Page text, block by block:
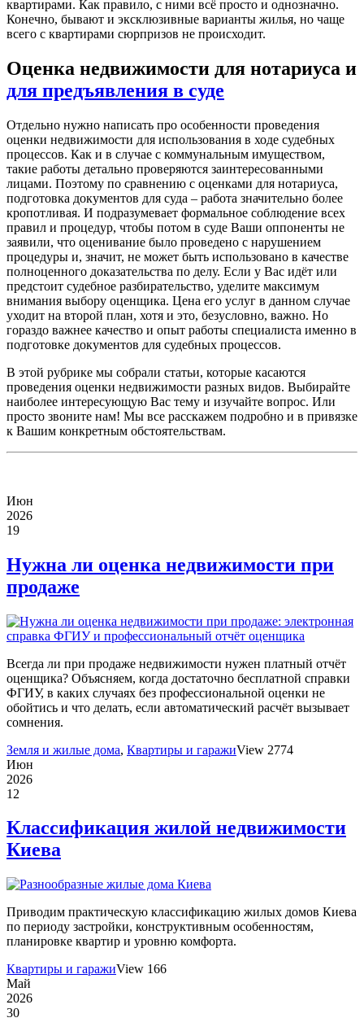
квартирами. Как правило, с ними всё просто и однозначно.
Конечно, бывают и эксклюзивные варианты жилья, но чаще
всего с квартирами сюрпризов не происходит.
Оценка недвижимости для нотариуса и
для предъявления в суде
Отдельно нужно написать про особенности проведения
оценки недвижимости для использования в ходе судебных
процессов. Как и в случае с коммунальным имуществом,
такие работы детально проверяются заинтересованными
лицами. Поэтому по сравнению с оценками для нотариуса,
подготовка документов для суда – работа значительно более
кропотливая. И подразумевает формальное соблюдение всех
правил и процедур, чтобы потом в суде Ваши оппоненты не
заявили, что оценивание было проведено с нарушением
процедуры и, значит, не может быть использовано в качестве
полноценного доказательства по делу. Если у Вас идёт или
предстоит судебное разбирательство, уделите максимум
внимания выбору оценщика. Цена его услуг в данном случае
уходит на второй план, хотя и это, безусловно, важно. Но
гораздо важнее качество и опыт работы специалиста именно в
подготовке документов для судебных процессов.
В этой рубрике мы собрали статьи, которые касаются
проведения оценки недвижимости разных видов. Выбирайте
наиболее интересующую Вас тему и изучайте вопрос. Или
просто звоните нам! Мы все расскажем подробно и в привязке
к Вашим конкретным обстоятельствам.
Июн
2026
19
Нужна ли оценка недвижимости при
продаже
Всегда ли при продаже недвижимости нужен платный отчёт
оценщика? Объясняем, когда достаточно бесплатной справки
ФГИУ, в каких случаях без профессиональной оценки не
обойтись и что делать, если автоматический расчёт вызывает
сомнения.
Земля и жилые дома, Квартиры и гаражиView 2774
Июн
2026
12
Классификация жилой недвижимости
Киева
Приводим практическую классификацию жилых домов Киева
по периоду застройки, конструктивным особенностям,
планировке квартир и уровню комфорта.
Квартиры и гаражиView 166
Май
2026
30